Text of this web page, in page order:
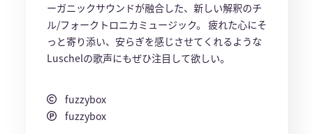
ーガニックサウンドが融合した、新しい解釈のチ
ル/フォークトロニカミュージック。 疲れた心にそ
っと寄り添い、安らぎを感じさせてくれるような
Luschelの歌声にもぜひ注目して欲しい。
fuzzybox
fuzzybox